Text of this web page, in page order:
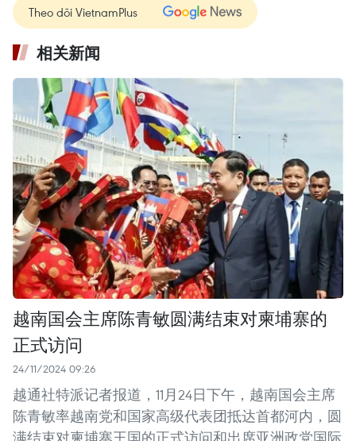
Theo dõi VietnamPlus
相关新闻
越南国会主席陈青敏圆满结束对柬埔寨的
正式访问
24/11/2024 09:26
越通社特派记者报道，11月24日下午，越南国会主席
陈青敏率越南党和国家高级代表团抵达首都河内，圆
满结束对柬埔寨王国的正式访问和出席亚洲政党国际